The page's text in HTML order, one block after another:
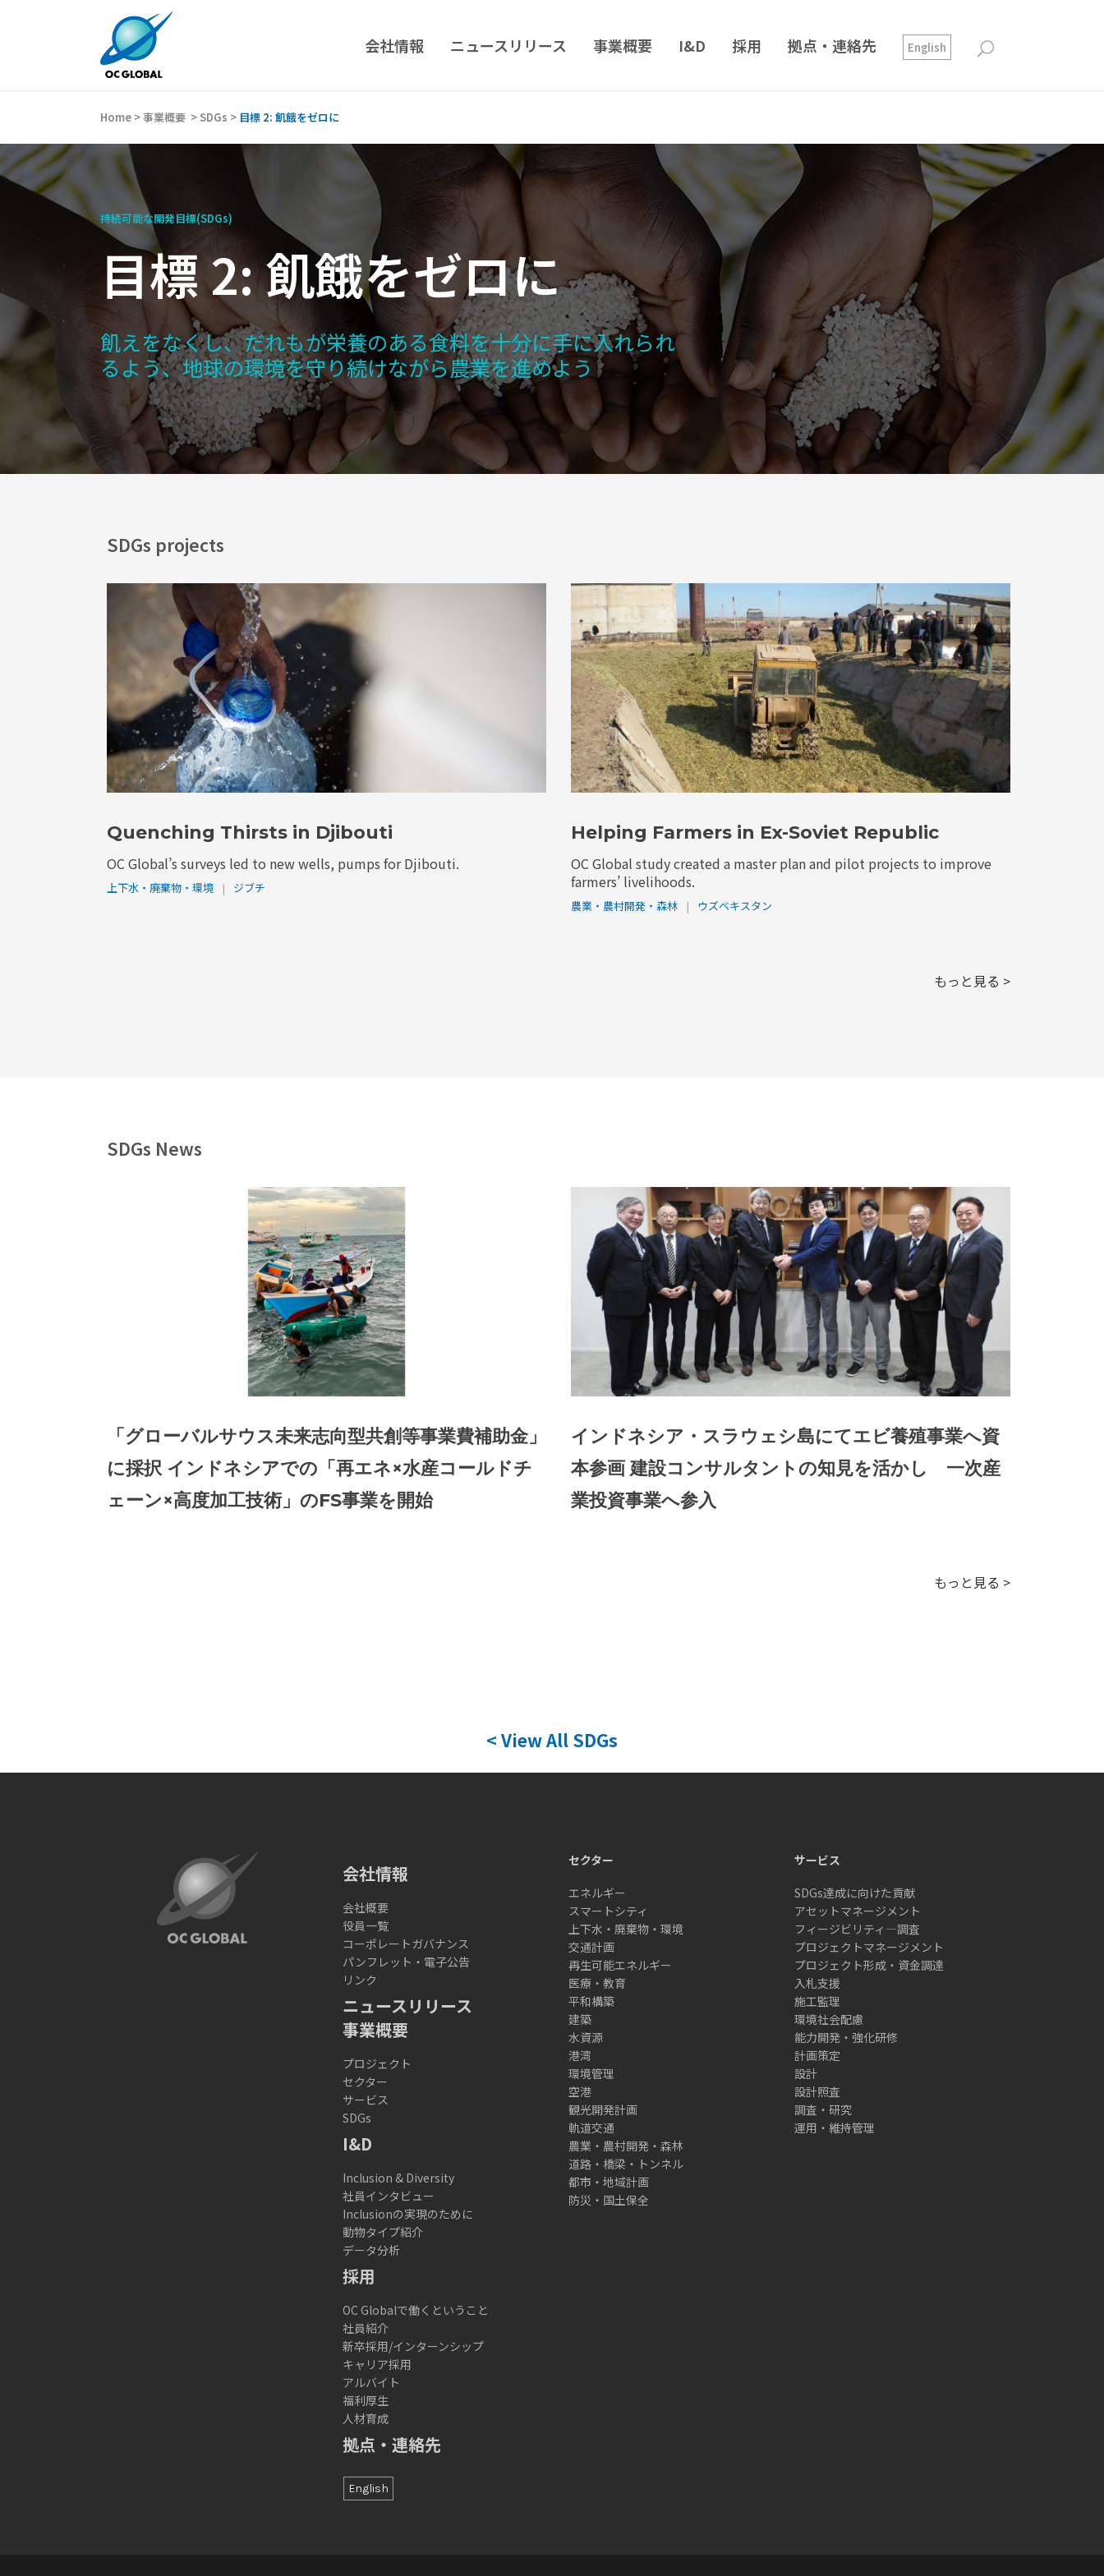
会社情報 ニュースリリース 事業概要 I&D 採用 拠点・連絡先 English
Home >事業概要 > SDGs > 目標 2: 飢餓をゼロに
持続可能な開発目標(SDGs)
目標 2: 飢餓をゼロに
飢えをなくし、だれもが栄養のある食料を十分に手に入れられ
るよう、地球の環境を守り続けながら農業を進めよう
SDGs projects
Quenching Thirsts in Djibouti
OC Global’s surveys led to new wells, pumps for Djibouti.
上下水・廃棄物・環境 | ジブチ
Helping Farmers in Ex-Soviet Republic
OC Global study created a master plan and pilot projects to improve
farmers’ livelihoods.
農業・農村開発・森林 | ウズベキスタン
もっと見る >
SDGs News
「グローバルサウス未来志向型共創等事業費補助金」
に採択 インドネシアでの「再エネ×水産コールドチ
ェーン×高度加工技術」のFS事業を開始
インドネシア・スラウェシ島にてエビ養殖事業へ資
本参画 建設コンサルタントの知見を活かし 一次産
業投資事業へ参入
もっと見る >
< View All SDGs
会社情報
会社概要
役員一覧
コーポレートガバナンス
パンフレット・電子公告
リンク
ニュースリリース
事業概要
プロジェクト
セクター
サービス
SDGs
I&D
Inclusion & Diversity
社員インタビュー
Inclusionの実現のために
動物タイプ紹介
データ分析
採用
OC Globalで働くということ
社員紹介
新卒採用/インターンシップ
キャリア採用
アルバイト
福利厚生
人材育成
拠点・連絡先
English
セクター
エネルギー
スマートシティ
上下水・廃棄物・環境
交通計画
再生可能エネルギー
医療・教育
平和構築
建築
水資源
港湾
環境管理
空港
観光開発計画
軌道交通
農業・農村開発・森林
道路・橋梁・トンネル
都市・地域計画
防災・国土保全
サービス
SDGs達成に向けた貢献
アセットマネージメント
フィージビリティ―調査
プロジェクトマネージメント
プロジェクト形成・資金調達
入札支援
施工監理
環境社会配慮
能力開発・強化研修
計画策定
設計
設計照査
調査・研究
運用・維持管理